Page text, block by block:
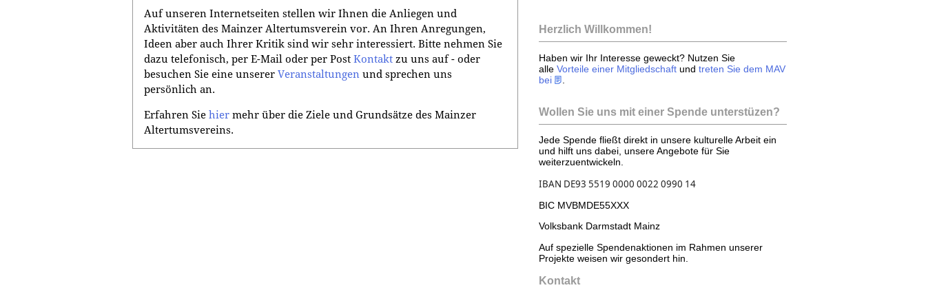
Auf unseren Internetseiten stellen wir Ihnen die Anliegen und
Aktivitäten des Mainzer Altertumsverein vor. An Ihren Anregungen,
Ideen aber auch Ihrer Kritik sind wir sehr interessiert. Bitte nehmen Sie
dazu telefonisch, per E-Mail oder per Post Kontakt zu uns auf - oder
besuchen Sie eine unserer Veranstaltungen und sprechen uns
persönlich an.
Erfahren Sie hier mehr über die Ziele und Grundsätze des Mainzer
Altertumsvereins.
Herzlich Willkommen!
Haben wir Ihr Interesse geweckt? Nutzen Sie
alleVorteile einer Mitgliedschaft undtreten Sie dem MAV
bei
Wollen Sie uns mit einer Spende unterstüzen?
Jede Spende fließt direkt in unsere kulturelle Arbeit ein
und hilft uns dabei, unsere Angebote für Sie
weiterzuentwickeln.
IBAN DE93 5519 0000 0022 0990 14
BIC MVBMDE55XXX
Volksbank Darmstadt Mainz
Auf spezielle Spendenaktionen im Rahmen unserer
Projekte weisen wir gesondert hin.
Kontakt